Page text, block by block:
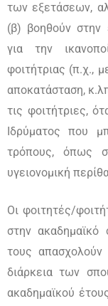
των εξετάσεων,
(β) βοηθούν στην
για την
φοιτήτριας (π.χ.,
αποκατάσταση,
τις φοιτήτριες,
Ιδρύματος που
τρόπους, όπως
υγειονομική
Οι φοιτητές/
στην
τους
διάρκεια των
ακαδημαϊκού